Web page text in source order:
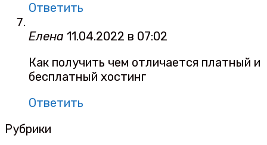
Ответить
Елена 11.04.2022 в 07:02
Как получить чем отличается платный и
бесплатный хостинг
Ответить
Рубрики